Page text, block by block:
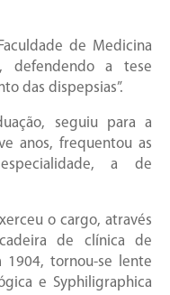
de Medicina
defendendo a tese
das dispepsias”.
seguiu para a
anos, frequentou as
a de
o cargo, através
de clínica de
1904, tornou-se lente
e Syphiligraphica